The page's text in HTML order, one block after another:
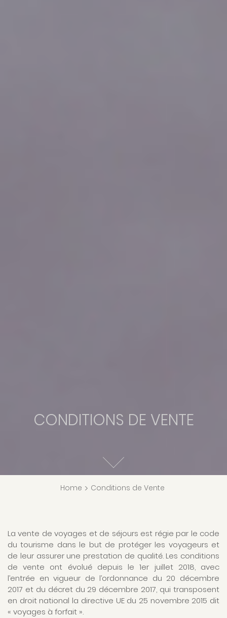
CONDITIONS DE VENTE
Home > Conditions de Vente
La vente de voyages et de séjours est régie par le code
du tourisme dans le but de protéger les voyageurs et
de leur assurer une prestation de qualité. Les conditions
de vente ont évolué depuis le 1er juillet 2018, avec
l’entrée en vigueur de l’ordonnance du 20 décembre
2017 et du décret du 29 décembre 2017, qui transposent
en droit national la directive UE du 25 novembre 2015 dit
« voyages à forfait ».